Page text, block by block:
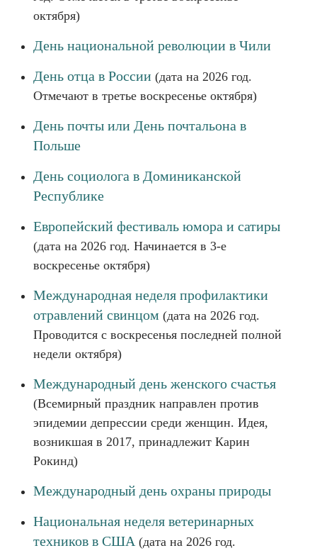
октября)
День национальной революции в Чили
День отца в России (дата на 2026 год.
Отмечают в третье воскресенье октября)
День почты или День почтальона в
Польше
День социолога в Доминиканской
Республике
Европейский фестиваль юмора и сатиры
(дата на 2026 год. Начинается в 3-е
воскресенье октября)
Международная неделя профилактики
отравлений свинцом (дата на 2026 год.
Проводится с воскресенья последней полной
недели октября)
Международный день женского счастья
(Всемирный праздник направлен против
эпидемии депрессии среди женщин. Идея,
возникшая в 2017, принадлежит Карин
Рокинд)
Международный день охраны природы
Национальная неделя ветеринарных
техников в США(дата на 2026 год.